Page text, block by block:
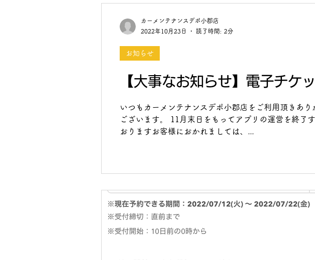
【大事なお知らせ】電子チケ
いつもカーメンテナンスデポ小郡店をご利用頂きあ
ございます。 11月末日をもってアプリの運営を終了
おりますお客様におかれましては、...
お知らせ
カーメンテナンスデポ小郡店
2022年10月23日
読了時間: 2分